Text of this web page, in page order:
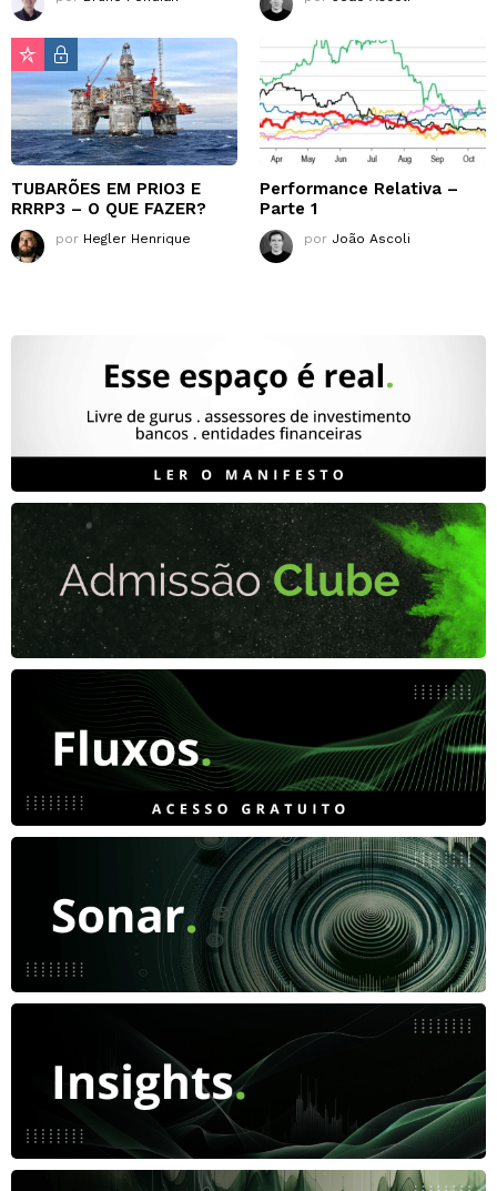
TUBARÕES EM PRIO3 E
RRRP3 – O QUE FAZER?
por Hegler Henrique
Performance Relativa –
Parte 1
por João Ascoli